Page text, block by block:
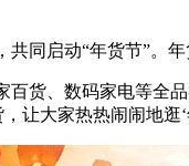
同启动“年货节”。
货、数码家电等全
让大家热热闹闹地